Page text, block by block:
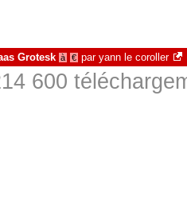
Grotesk à € par yann le coroller
600